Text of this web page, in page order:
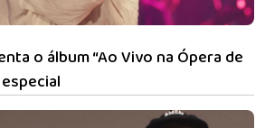
o álbum “Ao Vivo na Ópera de